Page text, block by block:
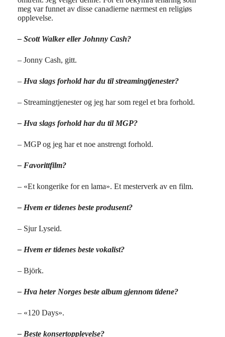
meg var funnet av disse canadierne nærmest en religiøs
opplevelse.
– Scott Walker eller Johnny Cash?
– Jonny Cash, gitt.
– Hva slags forhold har du til streamingtjenester?
– Streamingtjenester og jeg har som regel et bra forhold.
– Hva slags forhold har du til MGP?
– MGP og jeg har et noe anstrengt forhold.
– Favorittfilm?
– «Et kongerike for en lama». Et mesterverk av en film.
– Hvem er tidenes beste produsent?
– Sjur Lyseid.
– Hvem er tidenes beste vokalist?
– Björk.
– Hva heter Norges beste album gjennom tidene?
– «120 Days».
– Beste konsertopplevelse?